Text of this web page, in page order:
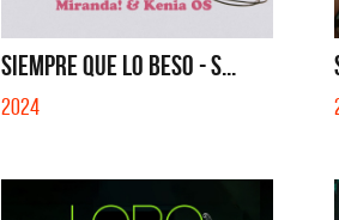
SIEMPRE QUE LO BESO - S...
2024